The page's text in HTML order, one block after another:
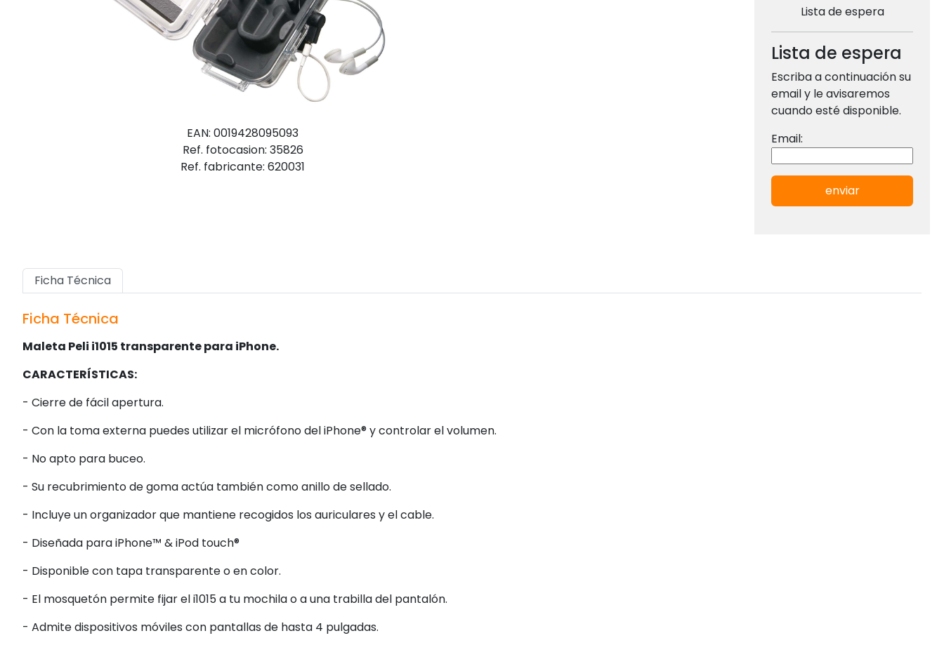
EAN: 0019428095093
Ref. fotocasion: 35826
Ref. fabricante: 620031
Lista de espera
Lista de espera
Escriba a continuación su
email y le avisaremos
cuando esté disponible.
Email:
enviar
Ficha Técnica
Ficha Técnica
Maleta Peli i1015 transparente para iPhone.
CARACTERÍSTICAS:
- Cierre de fácil apertura.
- Con la toma externa puedes utilizar el micrófono del iPhone® y controlar el volumen.
- No apto para buceo.
- Su recubrimiento de goma actúa también como anillo de sellado.
- Incluye un organizador que mantiene recogidos los auriculares y el cable.
- Diseñada para iPhone™ & iPod touch®
- Disponible con tapa transparente o en color.
- El mosquetón permite fijar el i1015 a tu mochila o a una trabilla del pantalón.
- Admite dispositivos móviles con pantallas de hasta 4 pulgadas.